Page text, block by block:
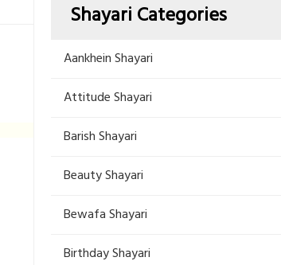
Shayari Categories
Aankhein Shayari
Attitude Shayari
Barish Shayari
Beauty Shayari
Bewafa Shayari
Birthday Shayari